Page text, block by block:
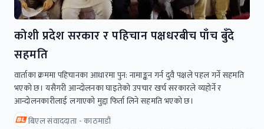
कोशी प्रदेश सरकार र पहिचान पक्षधरबीच पाँच बुँदे
सहमति
वार्ताका क्रममा पहिचानका आधारमा पुन: नामाङ्कन गर्न दुवै पक्षले पहल गर्ने सहमति
भएकाे छ। यसैगरी आन्दोलनका घाइतेको उपचार खर्च सरकारले व्यहोर्ने र
आन्दोलनकारीलाई लगाएको मुद्दा फिर्ता लिने सहमति भएकाे छ।
बिएल संवाददाता - काठमाडौं